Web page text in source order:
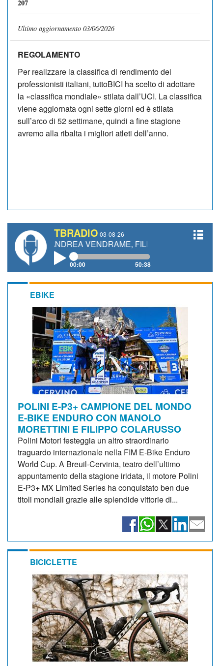
207
Ultimo aggiornamento 03/06/2026
REGOLAMENTO
Per realizzare la classifica di rendimento dei
professionisti italiani, tuttoBICI ha scelto di adottare
la «clas­sifica mondiale» stilata dall’UCI. La classifica
viene aggiornata ogni sette giorni ed è stilata
sull’arco di 52 settimane, quindi a fine stagione
avremo alla ribalta i migliori atleti dell’anno.
TBRADIO 03-08-26
ANDREA VENDRAME, FILIPPO FIORELLI
00:00 50:38
EBIKE
POLINI E-P3+ CAMPIONE DEL MONDO
E-BIKE ENDURO CON MANOLO
MORETTINI E FILIPPO COLARUSSO
Polini Motori festeggia un altro straordinario
traguardo internazionale nella FIM E-Bike Enduro
World Cup. A Breuil-Cervinia, teatro dell’ultimo
appuntamento della stagione iridata, il motore Polini
E-P3+ MX Limited Series ha conquistato ben due
titoli mondiali grazie alle splendide vittorie di...
BICICLETTE